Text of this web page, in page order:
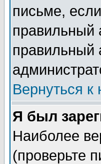
письме,
правильный
правильный
Вернуться к
Я был
Наиболее
(проверьте